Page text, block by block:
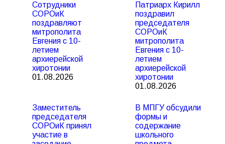
Сотрудники
СОРОиК
поздравляют
митрополита
Евгения с 10-
летием
архиерейской
хиротонии
01.08.2026
Патриарх Кирилл
поздравил
председателя
СОРОиК
митрополита
Евгения с 10-
летием
архиерейской
хиротонии
01.08.2026
Заместитель
председателя
СОРОиК принял
участие в
В МПГУ обсудили
формы и
содержание
школьного